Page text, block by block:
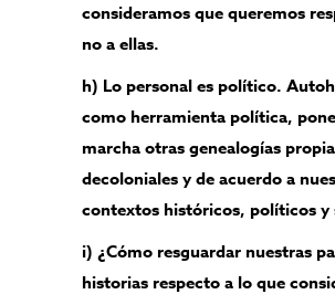
consideramos que queremos
no a ellas.
h) Lo personal es político.
como herramienta política,
marcha otras genealogías
decoloniales y de acuerdo a
contextos históricos, políticos y
i) ¿Cómo resguardar nuestras
historias respecto a lo que